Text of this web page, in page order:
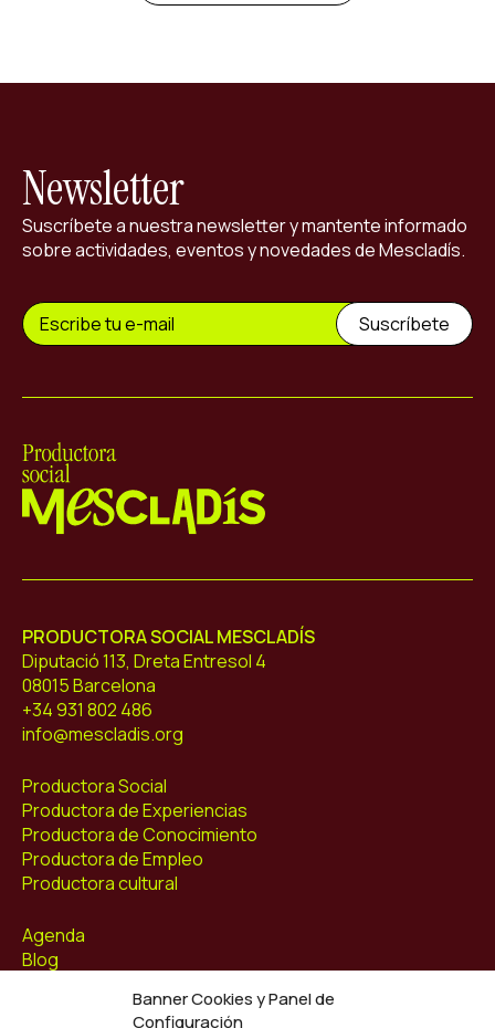
Banner Cookies y Panel de
Configuración
Newsletter
Suscríbete a nuestra newsletter y mantente informado
sobre actividades, eventos y novedades de Mescladís.
PRODUCTORA SOCIAL MESCLADÍS
Diputació 113, Dreta Entresol 4
08015 Barcelona
+34 931 802 486
info@mescladis.org
Productora Social
Productora de Experiencias
Productora de Conocimiento
Productora de Empleo
Productora cultural
Agenda
Blog